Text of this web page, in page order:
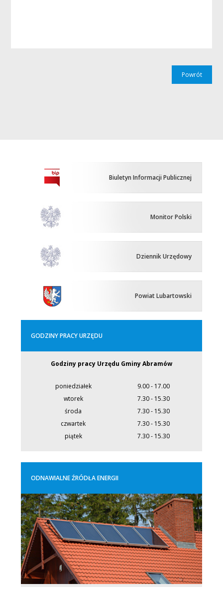
Powrót
Biuletyn Informacji Publicznej
Monitor Polski
Dziennik Urzędowy
Powiat Lubartowski
GODZINY PRACY URZĘDU
Godziny pracy Urzędu Gminy Abramów
poniedziałek
9.00 - 17.00
wtorek
7.30 - 15.30
środa
7.30 - 15.30
czwartek
7.30 - 15.30
piątek
7.30 - 15.30
ODNAWIALNE ŹRÓDŁA ENERGII